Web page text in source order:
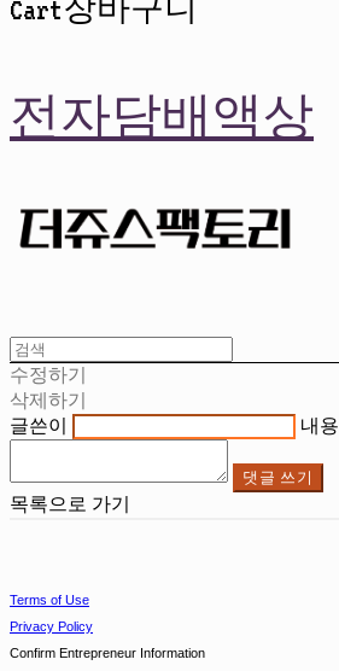
Cart장바구니
전자담배액상
수정하기
삭제하기
글쓴이
내용
댓글 쓰기
목록으로 가기
Terms of Use
Privacy Policy
Confirm Entrepreneur Information